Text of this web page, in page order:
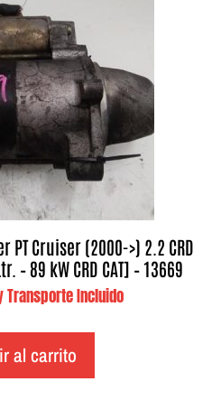
Cruiser (2000->) 2.2 CRD
– 89 kW CRD CAT] – 13669
Transporte Incluido
al carrito